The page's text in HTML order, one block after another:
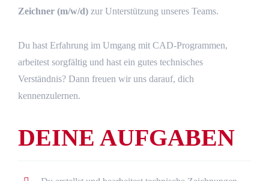
Zeichner (m/w/d)zur Unterstützung unseres Teams.
Du hast Erfahrung im Umgang mit CAD-Programmen,
arbeitest sorgfältig und hast ein gutes technisches
Verständnis? Dann freuen wir uns darauf, dich
kennenzulernen.
DEINE AUFGABEN